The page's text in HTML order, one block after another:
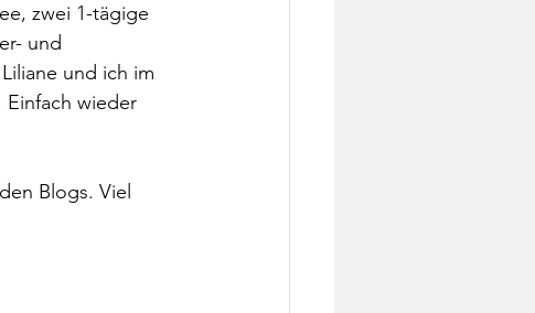
zwei 1-tägige
und
und ich im
wieder
Blogs. Viel